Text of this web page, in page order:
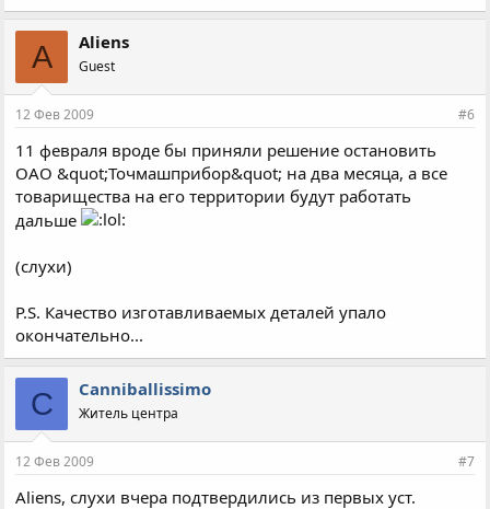
A Aliens
Guest
12 Фев 2009 #6
11 февраля вроде бы приняли решение остановить
ОАО &quot;Точмашприбор&quot; на два месяца, а все
товарищества на его территории будут работать
дальше
(слухи)
P.S. Качество изготавливаемых деталей упало
окончательно...
C Canniballissimo
Житель центра
12 Фев 2009 #7
Aliens, слухи вчера подтвердились из первых уст.